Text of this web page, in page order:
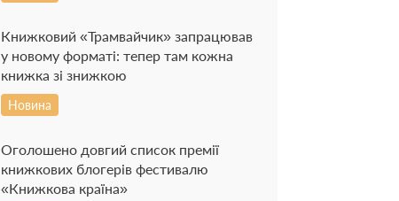
Книжковий «Трамвайчик» запрацював
у новому форматі: тепер там кожна
книжка зі знижкою
Новина
Оголошено довгий список премії
книжкових блогерів фестивалю
«Книжкова країна»